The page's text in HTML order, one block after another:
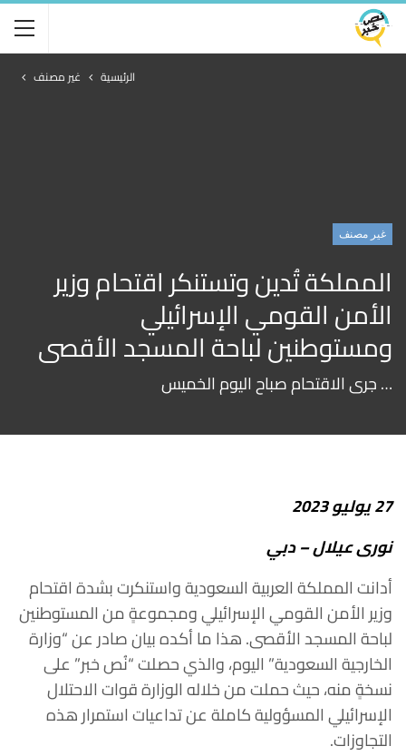
الرئيسية غير مصنف
غير مصنف
المملكة تُدين وتستنكر اقتحام وزير
الأمن القومي الإسرائيلي
ومستوطنين لباحة المسجد الأقصى
… جرى الاقتحام صباح اليوم الخميس
27يوليو2023
نورىعيلال–دبي
أدانتالمملكةالعربيةالسعوديةواستنكرتبشدةاقتحام
وزيرالأمنالقوميالإسرائيليومجموعةٍمنالمستوطنين
لباحةالمسجدالأقصى.هذاماأكدهبيان صادرعن“وزارة
الخارجيةالسعودية” اليوم،والذيحصلت“نُصخبر” على
نسخةٍمنه،حيثحملتمنخلالهالوزارةقواتالاحتلال
الإسرائيليالمسؤولية كاملةعنتداعياتاستمرارهذه
التجاوزات.